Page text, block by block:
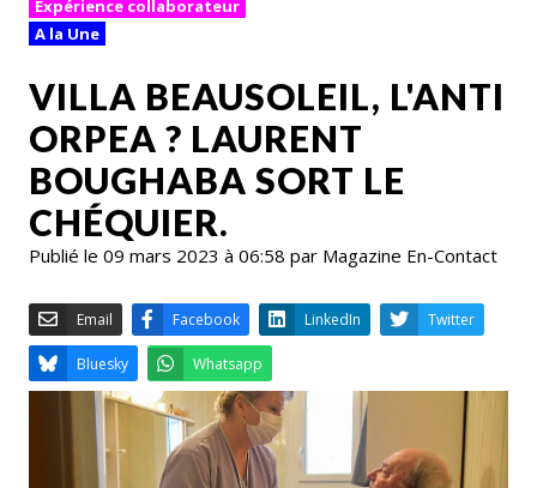
Expérience collaborateur
A la Une
VILLA BEAUSOLEIL, L'ANTI
ORPEA ? LAURENT
BOUGHABA SORT LE
CHÉQUIER.
Publié le 09 mars 2023 à 06:58 par Magazine En-Contact
Email Facebook LinkedIn